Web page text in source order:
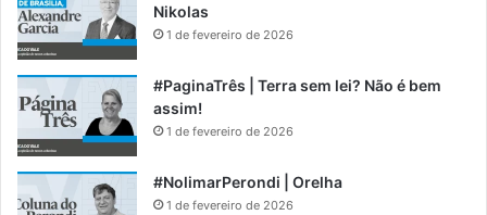
Nikolas
1 de fevereiro de 2026
#PaginaTrês | Terra sem lei? Não é bem
assim!
1 de fevereiro de 2026
#NolimarPerondi | Orelha
1 de fevereiro de 2026